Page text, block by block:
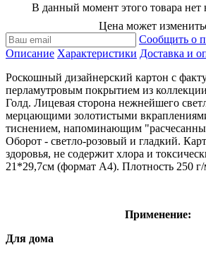
В данный момент этого товара нет
Цена может
Сообщить о
Описание Характеристики Доставка и
Роскошный дизайнерский картон с
перламутровым покрытием из
Голд. Лицевая сторона нежнейшего
мерцающими золотистыми
тиснением, напоминающим
Оборот - светло-розовый и гладкий.
здоровья, не содержит хлора и
21*29,7см (формат А4). Плотность 250
Применение:
Для дома